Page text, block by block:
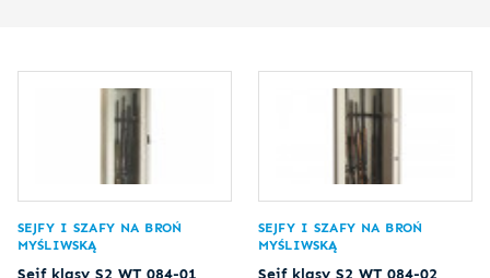
SEJFY I SZAFY NA BROŃ
MYŚLIWSKĄ
Sejf klasy S2 WT 084-01
SEJFY I SZAFY NA BROŃ
MYŚLIWSKĄ
Sejf klasy S2 WT 084-02